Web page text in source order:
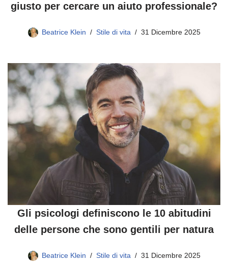
giusto per cercare un aiuto professionale?
Beatrice Klein Stile di vita 31 Dicembre 2025
Gli psicologi definiscono le 10 abitudini
delle persone che sono gentili per natura
Beatrice Klein Stile di vita 31 Dicembre 2025